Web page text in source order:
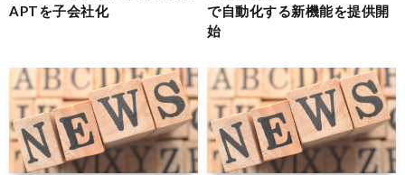
APTを子会社化
で自動化する新機能を提供開
始